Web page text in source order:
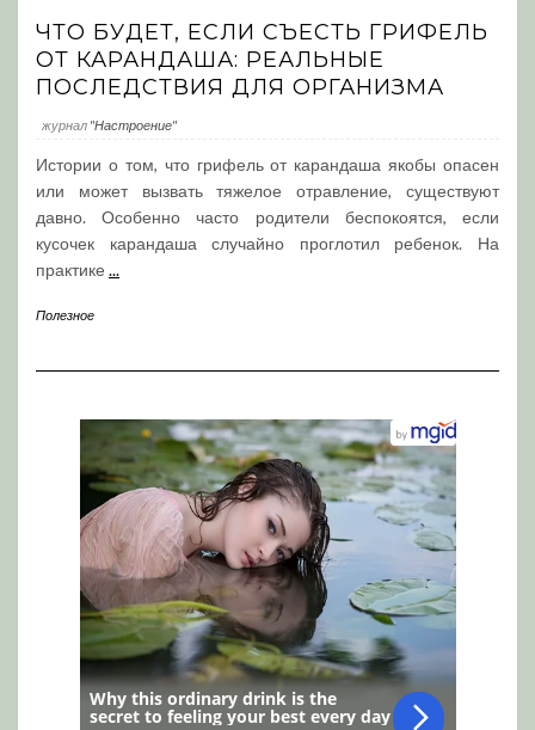
ЧТО БУДЕТ, ЕСЛИ СЪЕСТЬ ГРИФЕЛЬ
ОТ КАРАНДАША: РЕАЛЬНЫЕ
ПОСЛЕДСТВИЯ ДЛЯ ОРГАНИЗМА
журнал "Настроение"
Истории о том, что грифель от карандаша якобы опасен
или может вызвать тяжелое отравление, существуют
давно. Особенно часто родители беспокоятся, если
кусочек карандаша случайно проглотил ребенок. На
практике ...
Полезное